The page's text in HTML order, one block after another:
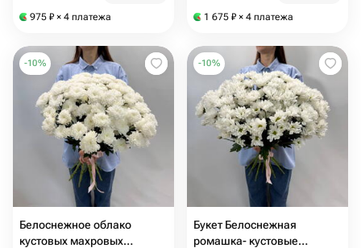
975 ₽ × 4 платежа 1 675 ₽ × 4 платежа
-10%
Белоснежное облако
кустовых махровых
-10%
Букет Белоснежная
ромашка- кустовые